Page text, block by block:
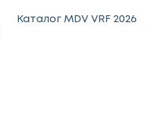
Каталог MDV VRF 2026